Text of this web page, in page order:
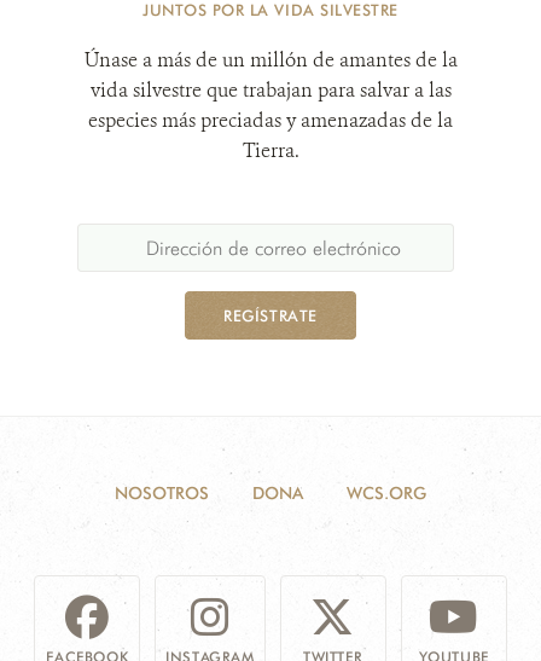
JUNTOS POR LA VIDA SILVESTRE
Únase a más de un millón de amantes de la
vida silvestre que trabajan para salvar a las
especies más preciadas y amenazadas de la
Tierra.
REGÍSTRATE
NOSOTROS DONA WCS.ORG
FACEBOOK INSTAGRAM TWITTER YOUTUBE